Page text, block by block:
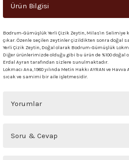
Ürün Bilgisi
Bodrum-Gümüşlük Yerli Çizik Zeytin, Milas'ın Selimiye
çıkar. Özenle seçilen zeytinler çizildikten sonra doğal
Yerli Çizik Zeytin, Doğal olarak Bodrum-Gümüşlük
Diğer ürünlerimizde olduğu gibi bu ürün de %100
Erdal Ayran tarafından sizlere sunulmaktadır.
Lokmacı Ana, 1980 yılında Metin Hakkı AYRAN ve
sıcak ve samimi bir aile işletmesidir.
Yorumlar
Soru & Cevap